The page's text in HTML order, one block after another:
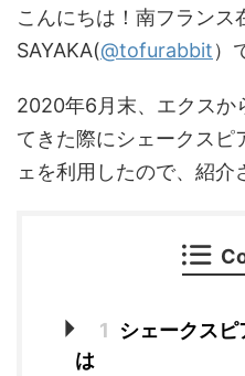
こんにちは！南フランス
SAYAKA(@tofurabbit）
2020年6月末、エクスか
てきた際にシェークスピ
ェを利用したので、紹介
1 シェークスピ
は